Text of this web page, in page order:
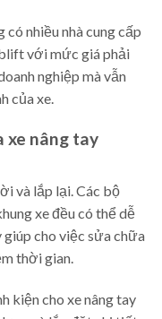
nhiều nhà cung cấp
với mức giá phải
nghiệp mà vẫn
của xe.
xe nâng tay
và lắp lại. Các bộ
xe đều có thể dễ
cho việc sửa chữa
thời gian.
kiện cho xe nâng tay